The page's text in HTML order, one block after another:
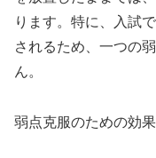
ります。特に、入試
されるため、一つの
ん。
弱点克服のための効